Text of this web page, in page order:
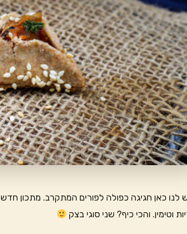
לנו כאן חגיגה כפולה לפורים המתקרב. מתכון
וטימין. והכי כיף? שני סוגי בצק